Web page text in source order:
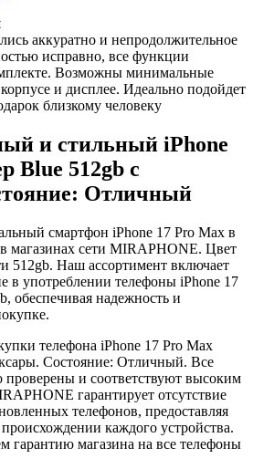
аккуратно и непродолжительное
исправно, все функции
Возможны минимальные
и дисплее. Идеально подойдет
близкому человеку
и стильный iPhone
Blue 512gb с
Отличный
смартфон iPhone 17 Pro Max в
магазинах сети MIRAPHONE. Цвет
512gb. Наш ассортимент включает
в употреблении телефоны iPhone 17
, обеспечивая надежность и
телефона iPhone 17 Pro Max
Состояние: Отличный. Все
и соответствуют высоким
гарантирует отсутствие
телефонов, предоставляя
каждого устройства.
гарантию магазина на все телефоны